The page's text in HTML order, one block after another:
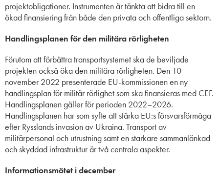
projektobligationer. Instrumenten är tänkta att bidra till en
ökad finansiering från både den privata och offentliga sektorn.
Handlingsplanen för den militära rörligheten
Förutom att förbättra transportsystemet ska de beviljade
projekten också öka den militära rörligheten. Den 10
november 2022 presenterade EU-kommissionen en ny
handlingsplan för militär rörlighet som ska finansieras med CEF.
Handlingsplanen gäller för perioden 2022–2026.
Handlingsplanen har som syfte att stärka EU:s försvarsförmåga
efter Rysslands invasion av Ukraina. Transport av
militärpersonal och utrustning samt en starkare sammanlänkad
och skyddad infrastruktur är två centrala aspekter.
Informationsmötet i december